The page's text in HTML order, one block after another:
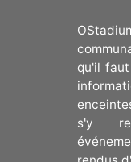
qu'il
s'y